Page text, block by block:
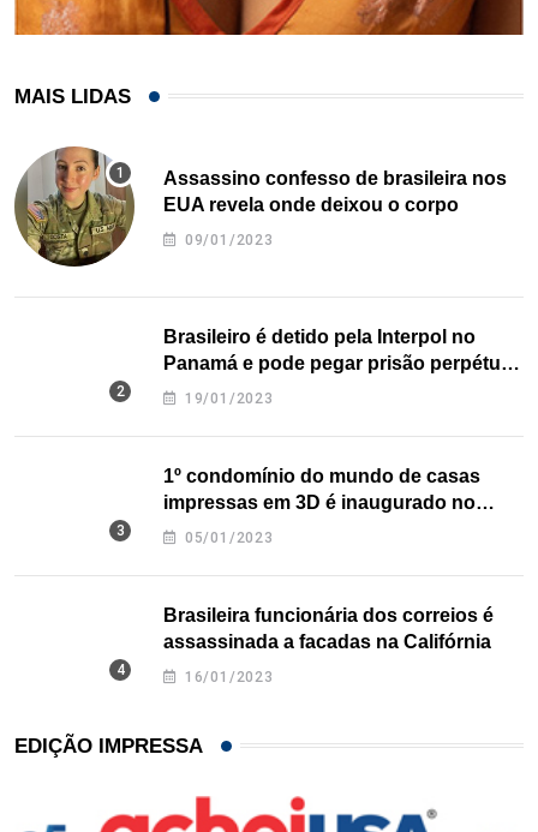
MAIS LIDAS
Assassino confesso de brasileira nos
EUA revela onde deixou o corpo
09/01/2023
Brasileiro é detido pela Interpol no
Panamá e pode pegar prisão perpétua
nos EUA
19/01/2023
1º condomínio do mundo de casas
impressas em 3D é inaugurado no
Texas
05/01/2023
Brasileira funcionária dos correios é
assassinada a facadas na Califórnia
16/01/2023
EDIÇÃO IMPRESSA